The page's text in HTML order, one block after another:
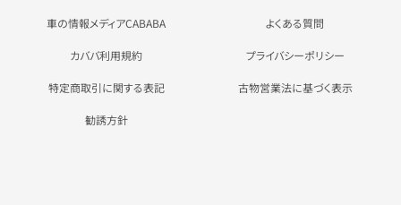
車の情報メディアCABABA よくある質問
カババ利用規約 プライバシーポリシー
特定商取引に関する表記 古物営業法に基づく表示
勧誘方針